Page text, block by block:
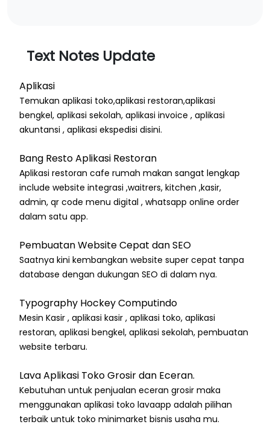
Text Notes Update
Aplikasi
Temukan aplikasi toko,aplikasi restoran,aplikasi
bengkel, aplikasi sekolah, aplikasi invoice , aplikasi
akuntansi , aplikasi ekspedisi disini.
Bang Resto Aplikasi Restoran
Aplikasi restoran cafe rumah makan sangat lengkap
include website integrasi ,waitrers, kitchen ,kasir,
admin, qr code menu digital , whatsapp online order
dalam satu app.
Pembuatan Website Cepat dan SEO
Saatnya kini kembangkan website super cepat tanpa
database dengan dukungan SEO di dalam nya.
Typography Hockey Computindo
Mesin Kasir , aplikasi kasir , aplikasi toko, aplikasi
restoran, aplikasi bengkel, aplikasi sekolah, pembuatan
website terbaru.
Lava Aplikasi Toko Grosir dan Eceran.
Kebutuhan untuk penjualan eceran grosir maka
menggunakan aplikasi toko lavaapp adalah pilihan
terbaik untuk toko minimarket bisnis usaha mu.